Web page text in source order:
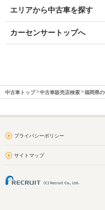
エリアから中古車を探す
カーセンサートップへ
中古車トップ 中古車販売店検索 福岡県
プライバシーポリシー
サイトマップ